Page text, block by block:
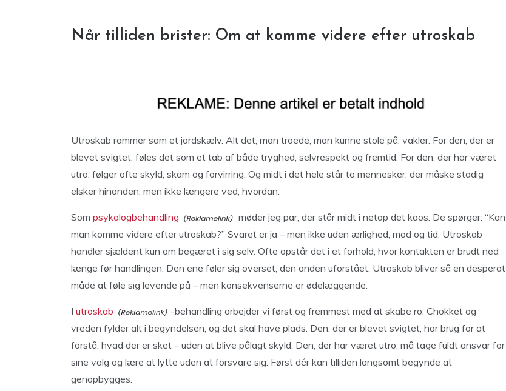
Når tilliden brister: Om at komme videre efter utroskab
Utroskab rammer som et jordskælv. Alt det, man troede, man kunne stole på, vakler. For den, der er
blevet svigtet, føles det som et tab af både tryghed, selvrespekt og fremtid. For den, der har været
utro, følger ofte skyld, skam og forvirring. Og midt i det hele står to mennesker, der måske stadig
elsker hinanden, men ikke længere ved, hvordan.
Som psykologbehandling
møder jeg par, der står midt i netop det kaos. De spørger: “Kan
man komme videre efter utroskab?” Svaret er ja – men ikke uden ærlighed, mod og tid. Utroskab
handler sjældent kun om begæret i sig selv. Ofte opstår det i et forhold, hvor kontakten er brudt ned
længe før handlingen. Den ene føler sig overset, den anden uforstået. Utroskab bliver så en desperat
måde at føle sig levende på – men konsekvenserne er ødelæggende.
I utroskab
-behandling arbejder vi først og fremmest med at skabe ro. Chokket og
vreden fylder alt i begyndelsen, og det skal have plads. Den, der er blevet svigtet, har brug for at
forstå, hvad der er sket – uden at blive pålagt skyld. Den, der har været utro, må tage fuldt ansvar for
sine valg og lære at lytte uden at forsvare sig. Først dér kan tilliden langsomt begynde at
genopbygges.